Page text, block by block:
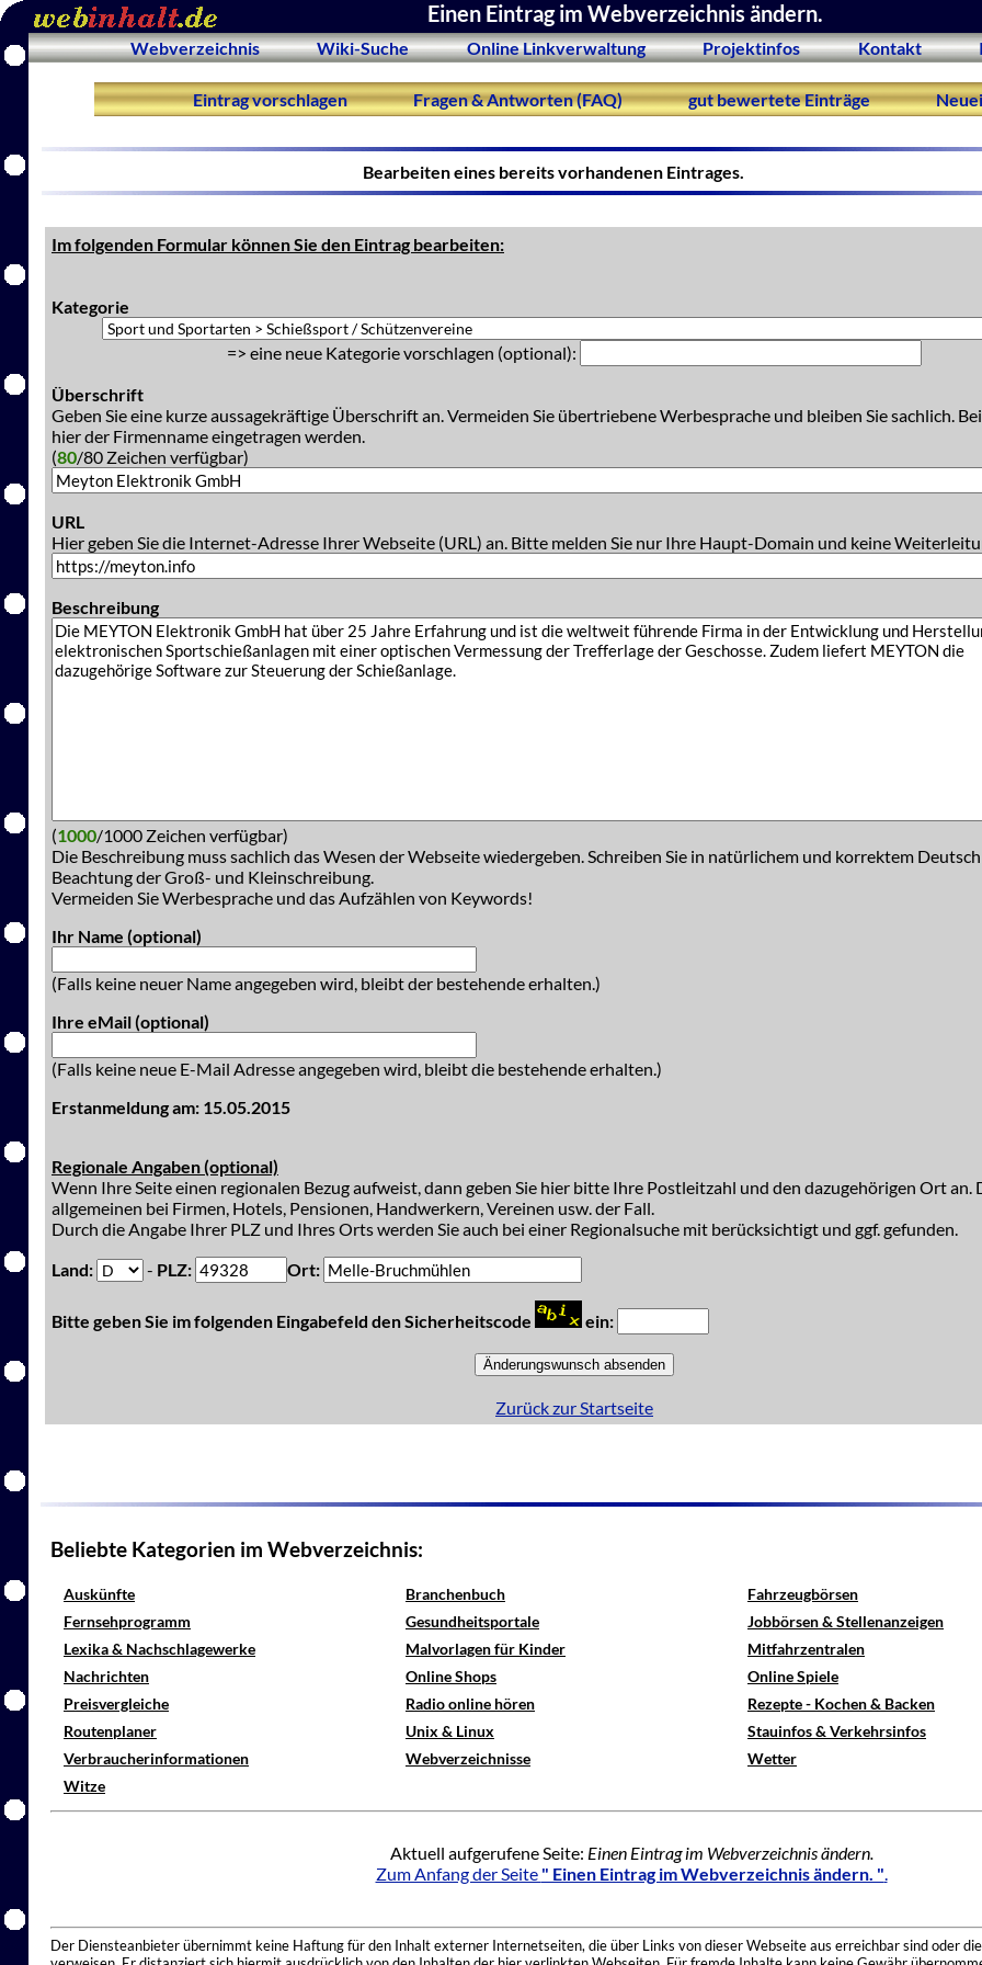
Einen Eintrag im Webverzeichnis ändern.
Webverzeichnis Wiki-Suche Online Linkverwaltung Projektinfos Kontakt
Eintrag vorschlagen Fragen & Antworten (FAQ) gut bewertete Einträge
Bearbeiten eines bereits vorhandenen Eintrages.
Im folgenden Formular können Sie den Eintrag bearbeiten:
Kategorie
=> eine neue Kategorie vorschlagen (optional):
Überschrift
Geben Sie eine kurze aussagekräftige Überschrift an. Vermeiden Sie übertriebene Werbesprache und bleiben Sie sachlich.
hier der Firmenname eingetragen werden.
(80/80 Zeichen verfügbar)
URL
Hier geben Sie die Internet-Adresse Ihrer Webseite (URL) an. Bitte melden Sie nur Ihre Haupt-Domain und keine
Beschreibung
(1000/1000 Zeichen verfügbar)
Die Beschreibung muss sachlich das Wesen der Webseite wiedergeben. Schreiben Sie in natürlichem und korrektem
Beachtung der Groß- und Kleinschreibung.
Vermeiden Sie Werbesprache und das Aufzählen von Keywords!
Ihr Name (optional)
(Falls keine neuer Name angegeben wird, bleibt der bestehende erhalten.)
Ihre eMail (optional)
(Falls keine neue E-Mail Adresse angegeben wird, bleibt die bestehende erhalten.)
Erstanmeldung am: 15.05.2015
Regionale Angaben (optional)
Wenn Ihre Seite einen regionalen Bezug aufweist, dann geben Sie hier bitte Ihre Postleitzahl und den dazugehörigen Ort an.
allgemeinen bei Firmen, Hotels, Pensionen, Handwerkern, Vereinen usw. der Fall.
Durch die Angabe Ihrer PLZ und Ihres Orts werden Sie auch bei einer Regionalsuche mit berücksichtigt und ggf. gefunden.
Land:
- PLZ: Ort:
Bitte geben Sie im folgenden Eingabefeld den Sicherheitscode ein:
Zurück zur Startseite
Beliebte Kategorien im Webverzeichnis:
Auskünfte Branchenbuch
Fahrzeugbörsen
Fernsehprogramm
Gesundheitsportale
Jobbörsen & Stellenanzeigen
Lexika & Nachschlagewerke
Malvorlagen für Kinder
Mitfahrzentralen
Nachrichten
Online Shops
Online Spiele
Preisvergleiche
Radio online hören
Rezepte - Kochen & Backen
Routenplaner
Unix & Linux
Stauinfos & Verkehrsinfos
Verbraucherinformationen
Webverzeichnisse
Wetter
Witze
Aktuell aufgerufene Seite: Einen Eintrag im Webverzeichnis ändern.
Zum Anfang der Seite " Einen Eintrag im Webverzeichnis ändern. ".
Der Diensteanbieter übernimmt keine Haftung für den Inhalt externer Internetseiten, die über Links von dieser Webseite aus erreichbar sind oder